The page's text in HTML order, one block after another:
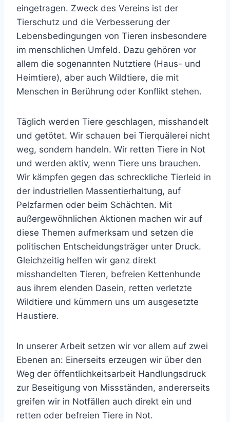
eingetragen. Zweck des Vereins ist der
Tierschutz und die Verbesserung der
Lebensbedingungen von Tieren insbesondere
im menschlichen Umfeld. Dazu gehören vor
allem die sogenannten Nutztiere (Haus- und
Heimtiere), aber auch Wildtiere, die mit
Menschen in Berührung oder Konflikt stehen.
Täglich werden Tiere geschlagen, misshandelt
und getötet. Wir schauen bei Tierquälerei nicht
weg, sondern handeln. Wir retten Tiere in Not
und werden aktiv, wenn Tiere uns brauchen.
Wir kämpfen gegen das schreckliche Tierleid in
der industriellen Massentierhaltung, auf
Pelzfarmen oder beim Schächten. Mit
außergewöhnlichen Aktionen machen wir auf
diese Themen aufmerksam und setzen die
politischen Entscheidungsträger unter Druck.
Gleichzeitig helfen wir ganz direkt
misshandelten Tieren, befreien Kettenhunde
aus ihrem elenden Dasein, retten verletzte
Wildtiere und kümmern uns um ausgesetzte
Haustiere.
In unserer Arbeit setzen wir vor allem auf zwei
Ebenen an: Einerseits erzeugen wir über den
Weg der öffentlichkeitsarbeit Handlungsdruck
zur Beseitigung von Missständen, andererseits
greifen wir in Notfällen auch direkt ein und
retten oder befreien Tiere in Not.